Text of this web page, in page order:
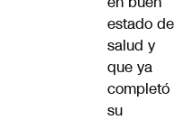
estado de
salud y
que ya
completó
su